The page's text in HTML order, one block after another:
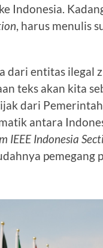
Indonesia.
, harus menulis
dari entitas ilegal
teks akan kita
dari
antara
IEEE Indonesia
pemegang